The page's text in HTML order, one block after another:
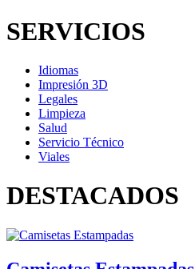
SERVICIOS
Idiomas
Impresión 3D
Legales
Limpieza
Salud
Servicio Técnico
Viales
DESTACADOS